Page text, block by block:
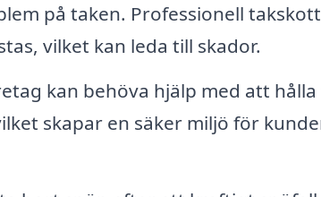
på taken. Professionell
vilket kan leda till skador.
kan behöva hjälp med att hålla
skapar en säker miljö för